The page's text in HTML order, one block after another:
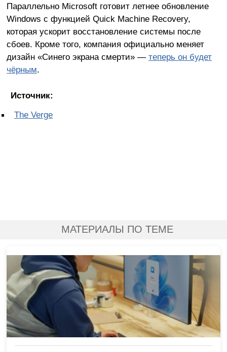
Параллельно Microsoft готовит летнее обновление
Windows с функцией Quick Machine Recovery,
которая ускорит восстановление системы после
сбоев. Кроме того, компания официально меняет
дизайн «Синего экрана смерти» — теперь он будет
чёрным.
Источник:
The Verge
МАТЕРИАЛЫ ПО ТЕМЕ